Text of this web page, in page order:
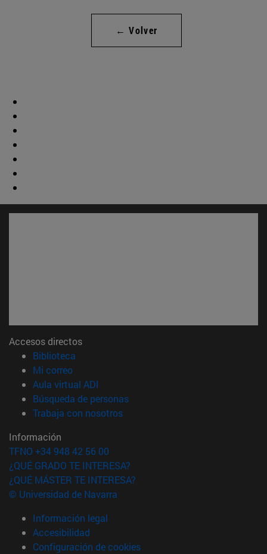
← Volver
Accesos directos
Biblioteca
Mi correo(abre en nueva ventana)
Aula virtual ADI
Búsqueda de personas(abre en nueva ventana)
Trabaja con nosotros(abre en nueva ventana)
Información
TFNO +34 948 42 56 00
¿QUÉ GRADO TE INTERESA?
¿QUÉ MÁSTER TE INTERESA?
© Universidad de Navarra
Información legal
Accesibilidad
Configuración de cookies